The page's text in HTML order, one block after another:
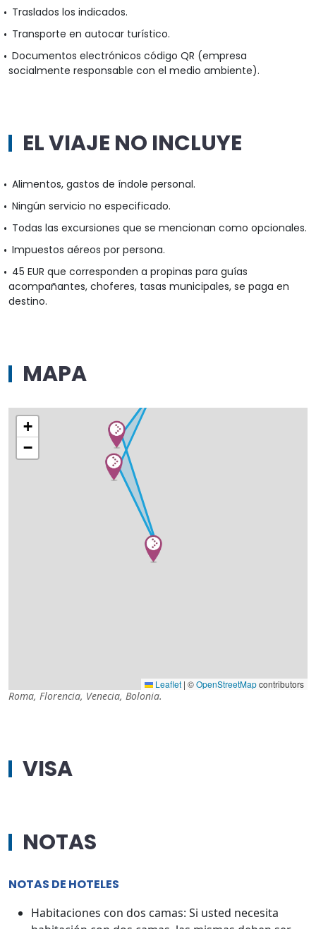
Traslados los indicados.
Transporte en autocar turístico.
Documentos electrónicos código QR (empresa
socialmente responsable con el medio ambiente).
EL VIAJE NO INCLUYE
Alimentos, gastos de índole personal.
Ningún servicio no especificado.
Todas las excursiones que se mencionan como opcionales.
Impuestos aéreos por persona.
45 EUR que corresponden a propinas para guías
acompañantes, choferes, tasas municipales, se paga en
destino.
MAPA
+
−
Leaflet | ©OpenStreetMapcontributors
Roma, Florencia, Venecia, Bolonia.
VISA
NOTAS
NOTAS DE HOTELES
Habitaciones con dos camas: Si usted necesita